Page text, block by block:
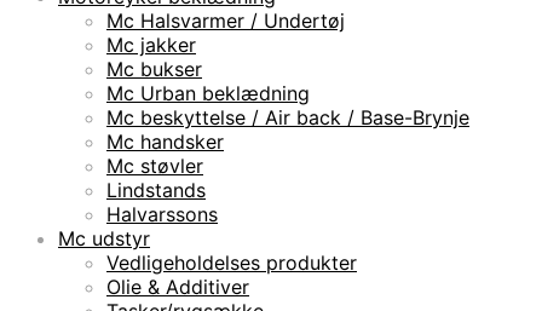
Mc Halsvarmer / Undertøj
Mc jakker
Mc bukser
Mc Urban beklædning
Mc beskyttelse / Air back / Base-Brynje
Mc handsker
Mc støvler
Lindstands
Halvarssons
Mc udstyr
Vedligeholdelses produkter
Olie & Additiver